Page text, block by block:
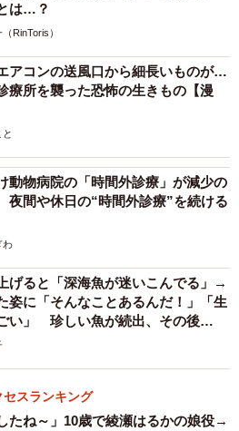
3/7
ん）
は…？
RinToris）
アコンの送風口から細長いものが…
療所を襲った恐怖の生きもの【漫
動物病院の「時間外診療」が減少の
間や休日の“時間外診療”を続ける
わ
げると「深海魚が迷いこんでる」→
姿に「そんなことあるんだ！」「生
い」 珍しい魚が続出、その後
セスランキング
たね～」10歳で綾瀬はるかの娘役→